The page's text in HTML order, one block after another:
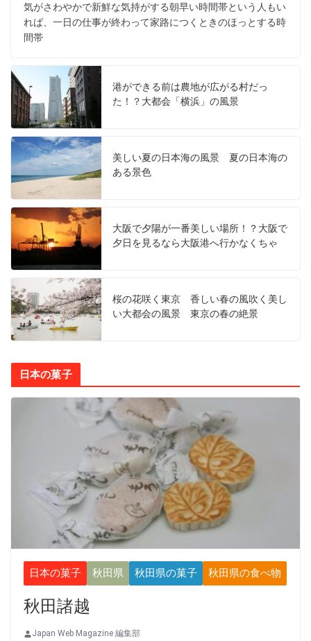
気がさわやかで新鮮な気持がする朝早い時間帯という人もい
れば、一日の仕事が終わって家路につくときのほっとする時
間帯
港ができる前は農地が広がる村だっ
た！？大都会「横浜」の風景
美しい夏の日本海の風景 夏の日本海の
ある景色
大阪で夕陽が一番美しい場所！？大阪で
夕日を見るなら大阪港へ行かなくちゃ
桜の花咲く東京 香しい春の風吹く美し
い大都会の風景 東京の春の絶景
日本の菓子
日本の菓子 秋田県 秋田県の菓子 秋田県の食べ物
秋田諸越
Japan Web Magazine 編集部